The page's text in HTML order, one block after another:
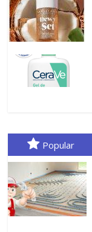
și iluminare LED
February 20, 2026
Popular